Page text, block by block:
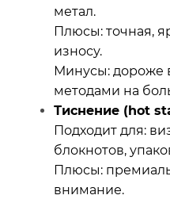
метал.
Плюсы: точная,
износу.
Минусы: дороже
методами на
Тиснение (hot
Подходит для:
блокнотов,
Плюсы:
внимание.